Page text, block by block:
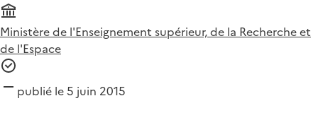
Ministère de l'Enseignement supérieur, de la Recherche et
de l'Espace
publié le 5 juin 2015